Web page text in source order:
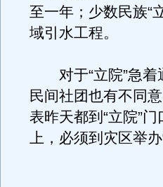
至一年；少数民族“
域引水工程。
对于“立院”急着
民间社团也有不同
表昨天都到“立院”
上，必须到灾区举